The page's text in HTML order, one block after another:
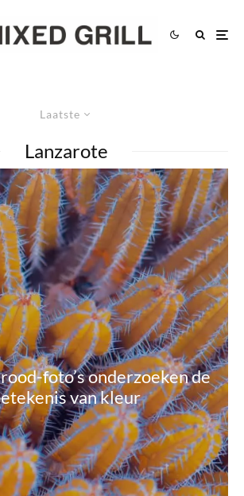
Laatste
Lanzarote
foto’s onderzoeken de
van kleur